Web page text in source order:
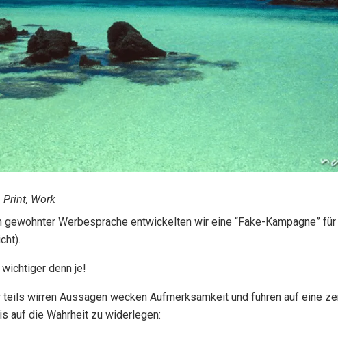
Print Work
Werbesprache entwickelten wir eine “Fake-Kampagne”
denn je!
wirren Aussagen wecken Aufmerksamkeit und führen auf eine
auf die Wahrheit zu widerlegen: